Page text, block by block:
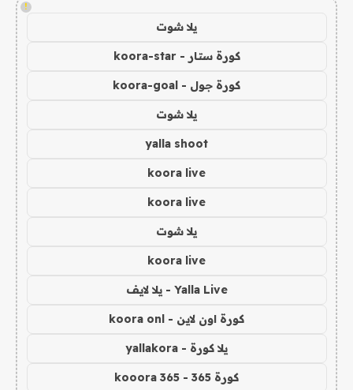
!
يلا شوت
كورة ستار - koora-star
كورة جول - koora-goal
يلا شوت
yalla shoot
koora live
koora live
يلا شوت
koora live
Yalla Live - يلا لايف
كورة اون لاين - koora onl
يلا كورة - yallakora
كورة 365 - kooora 365